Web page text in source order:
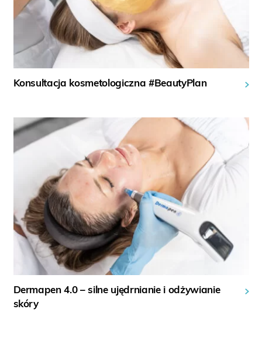
Konsultacja kosmetologiczna #BeautyPlan
Dermapen 4.0 – silne ujędrnianie i odżywianie
skóry